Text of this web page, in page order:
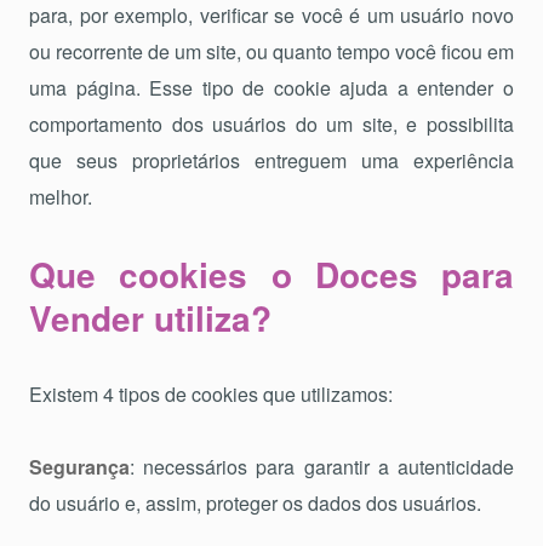
para, por exemplo, verificar se você é um usuário novo
ou recorrente de um site, ou quanto tempo você ficou em
uma página. Esse tipo de cookie ajuda a entender o
comportamento dos usuários do um site, e possibilita
que seus proprietários entreguem uma experiência
melhor.
Que cookies o Doces para
Vender utiliza?
Existem 4 tipos de cookies que utilizamos:
Segurança: necessários para garantir a autenticidade
do usuário e, assim, proteger os dados dos usuários.